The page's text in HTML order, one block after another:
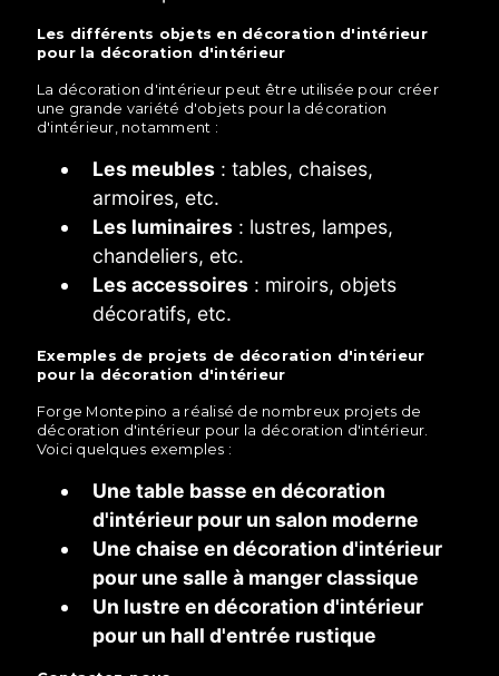
Les différents objets en décoration d'intérieur
pour la décoration d'intérieur
La décoration d'intérieur peut être utilisée pour créer
une grande variété d'objets pour la décoration
d'intérieur, notamment :
Les meubles: tables, chaises,
armoires, etc.
Les luminaires: lustres, lampes,
chandeliers, etc.
Les accessoires: miroirs, objets
décoratifs, etc.
Exemples de projets de décoration d'intérieur
pour la décoration d'intérieur
Forge Montepino a réalisé de nombreux projets de
décoration d'intérieur pour la décoration d'intérieur.
Voici quelques exemples :
Une table basse en décoration
d'intérieur pour un salon moderne
Une chaise en décoration d'intérieur
pour une salle à manger classique
Un lustre en décoration d'intérieur
pour un hall d'entrée rustique